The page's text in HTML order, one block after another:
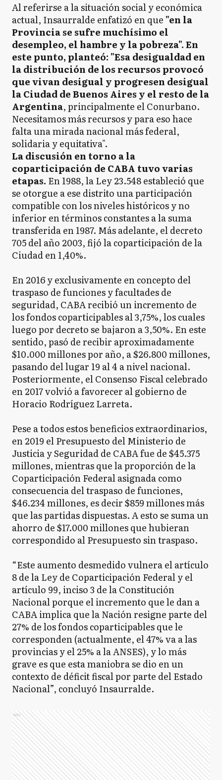
Al referirse a la situación social y económica
actual, Insaurralde enfatizó en que "en la
Provincia se sufre muchísimo el
desempleo, el hambre y la pobreza". En
este punto, planteó: "Esa desigualdad en
la distribución de los recursos provocó
que vivan desigual y progresen desigual
la Ciudad de Buenos Aires y el resto de la
Argentina, principalmente el Conurbano.
Necesitamos más recursos y para eso hace
falta una mirada nacional más federal,
solidaria y equitativa".
La discusión en torno a la
coparticipación de CABA tuvo varias
etapas. En 1988, la Ley 23.548 estableció que
se otorgue a ese distrito una participación
compatible con los niveles históricos y no
inferior en términos constantes a la suma
transferida en 1987. Más adelante, el decreto
705 del año 2003, fijó la coparticipación de la
Ciudad en 1,40%.
En 2016 y exclusivamente en concepto del
traspaso de funciones y facultades de
seguridad, CABA recibió un incremento de
los fondos coparticipables al 3,75%, los cuales
luego por decreto se bajaron a 3,50%. En este
sentido, pasó de recibir aproximadamente
$10.000 millones por año, a $26.800 millones,
pasando del lugar 19 al 4 a nivel nacional.
Posteriormente, el Consenso Fiscal celebrado
en 2017 volvió a favorecer al gobierno de
Horacio Rodríguez Larreta.
Pese a todos estos beneficios extraordinarios,
en 2019 el Presupuesto del Ministerio de
Justicia y Seguridad de CABA fue de $45.375
millones, mientras que la proporción de la
Coparticipación Federal asignada como
consecuencia del traspaso de funciones,
$46.234 millones, es decir $859 millones más
que las partidas dispuestas. A esto se suma un
ahorro de $17.000 millones que hubieran
correspondido al Presupuesto sin traspaso.
“Este aumento desmedido vulnera el artículo
8 de la Ley de Coparticipación Federal y el
artículo 99, inciso 3 de la Constitución
Nacional porque el incremento que le dan a
CABA implica que la Nación resigne parte del
27% de los fondos coparticipables que le
corresponden (actualmente, el 47% va a las
provincias y el 25% a la ANSES), y lo más
grave es que esta maniobra se dio en un
contexto de déficit fiscal por parte del Estado
Nacional”, concluyó Insaurralde.
Ads